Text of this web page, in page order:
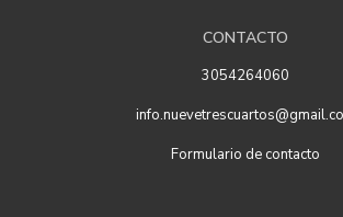
CONTACTO
3054264060
Formulario de contacto